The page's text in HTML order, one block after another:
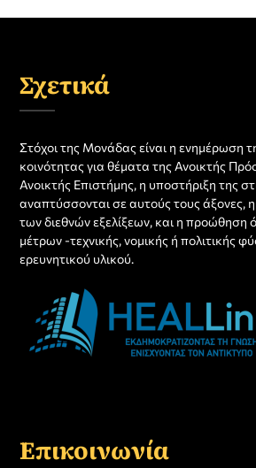
Σχετικά
Στόχοι της Μονάδας είναι η ενημέρωση
κοινότητας για θέματα της Ανοικτής
Ανοικτής Επιστήμης, η υποστήριξη της
αναπτύσσονται σε αυτούς τους άξονες,
των διεθνών εξελίξεων, και η
μέτρων -τεχνικής, νομικής ή πολιτικής
ερευνητικού υλικού.
Επικοινωνία